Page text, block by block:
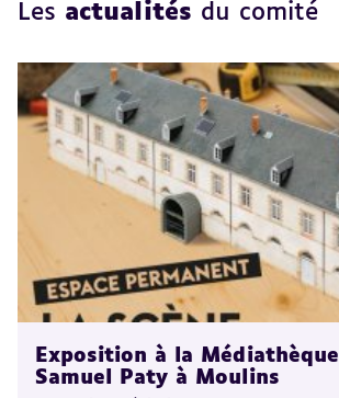
Les actualités du comité
Exposition à la Médiathèque
Samuel Paty à Moulins